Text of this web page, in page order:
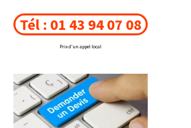
Tél : 01 43 94 07 08
Prix d'un appel local